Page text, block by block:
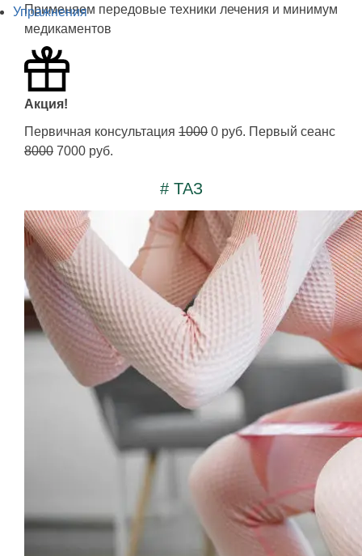
Упражнения
Применяем передовые техники лечения и минимум
медикаментов
Акция!
Первичная консультация 1000 0 руб. Первый сеанс
8000 7000 руб.
# ТАЗ